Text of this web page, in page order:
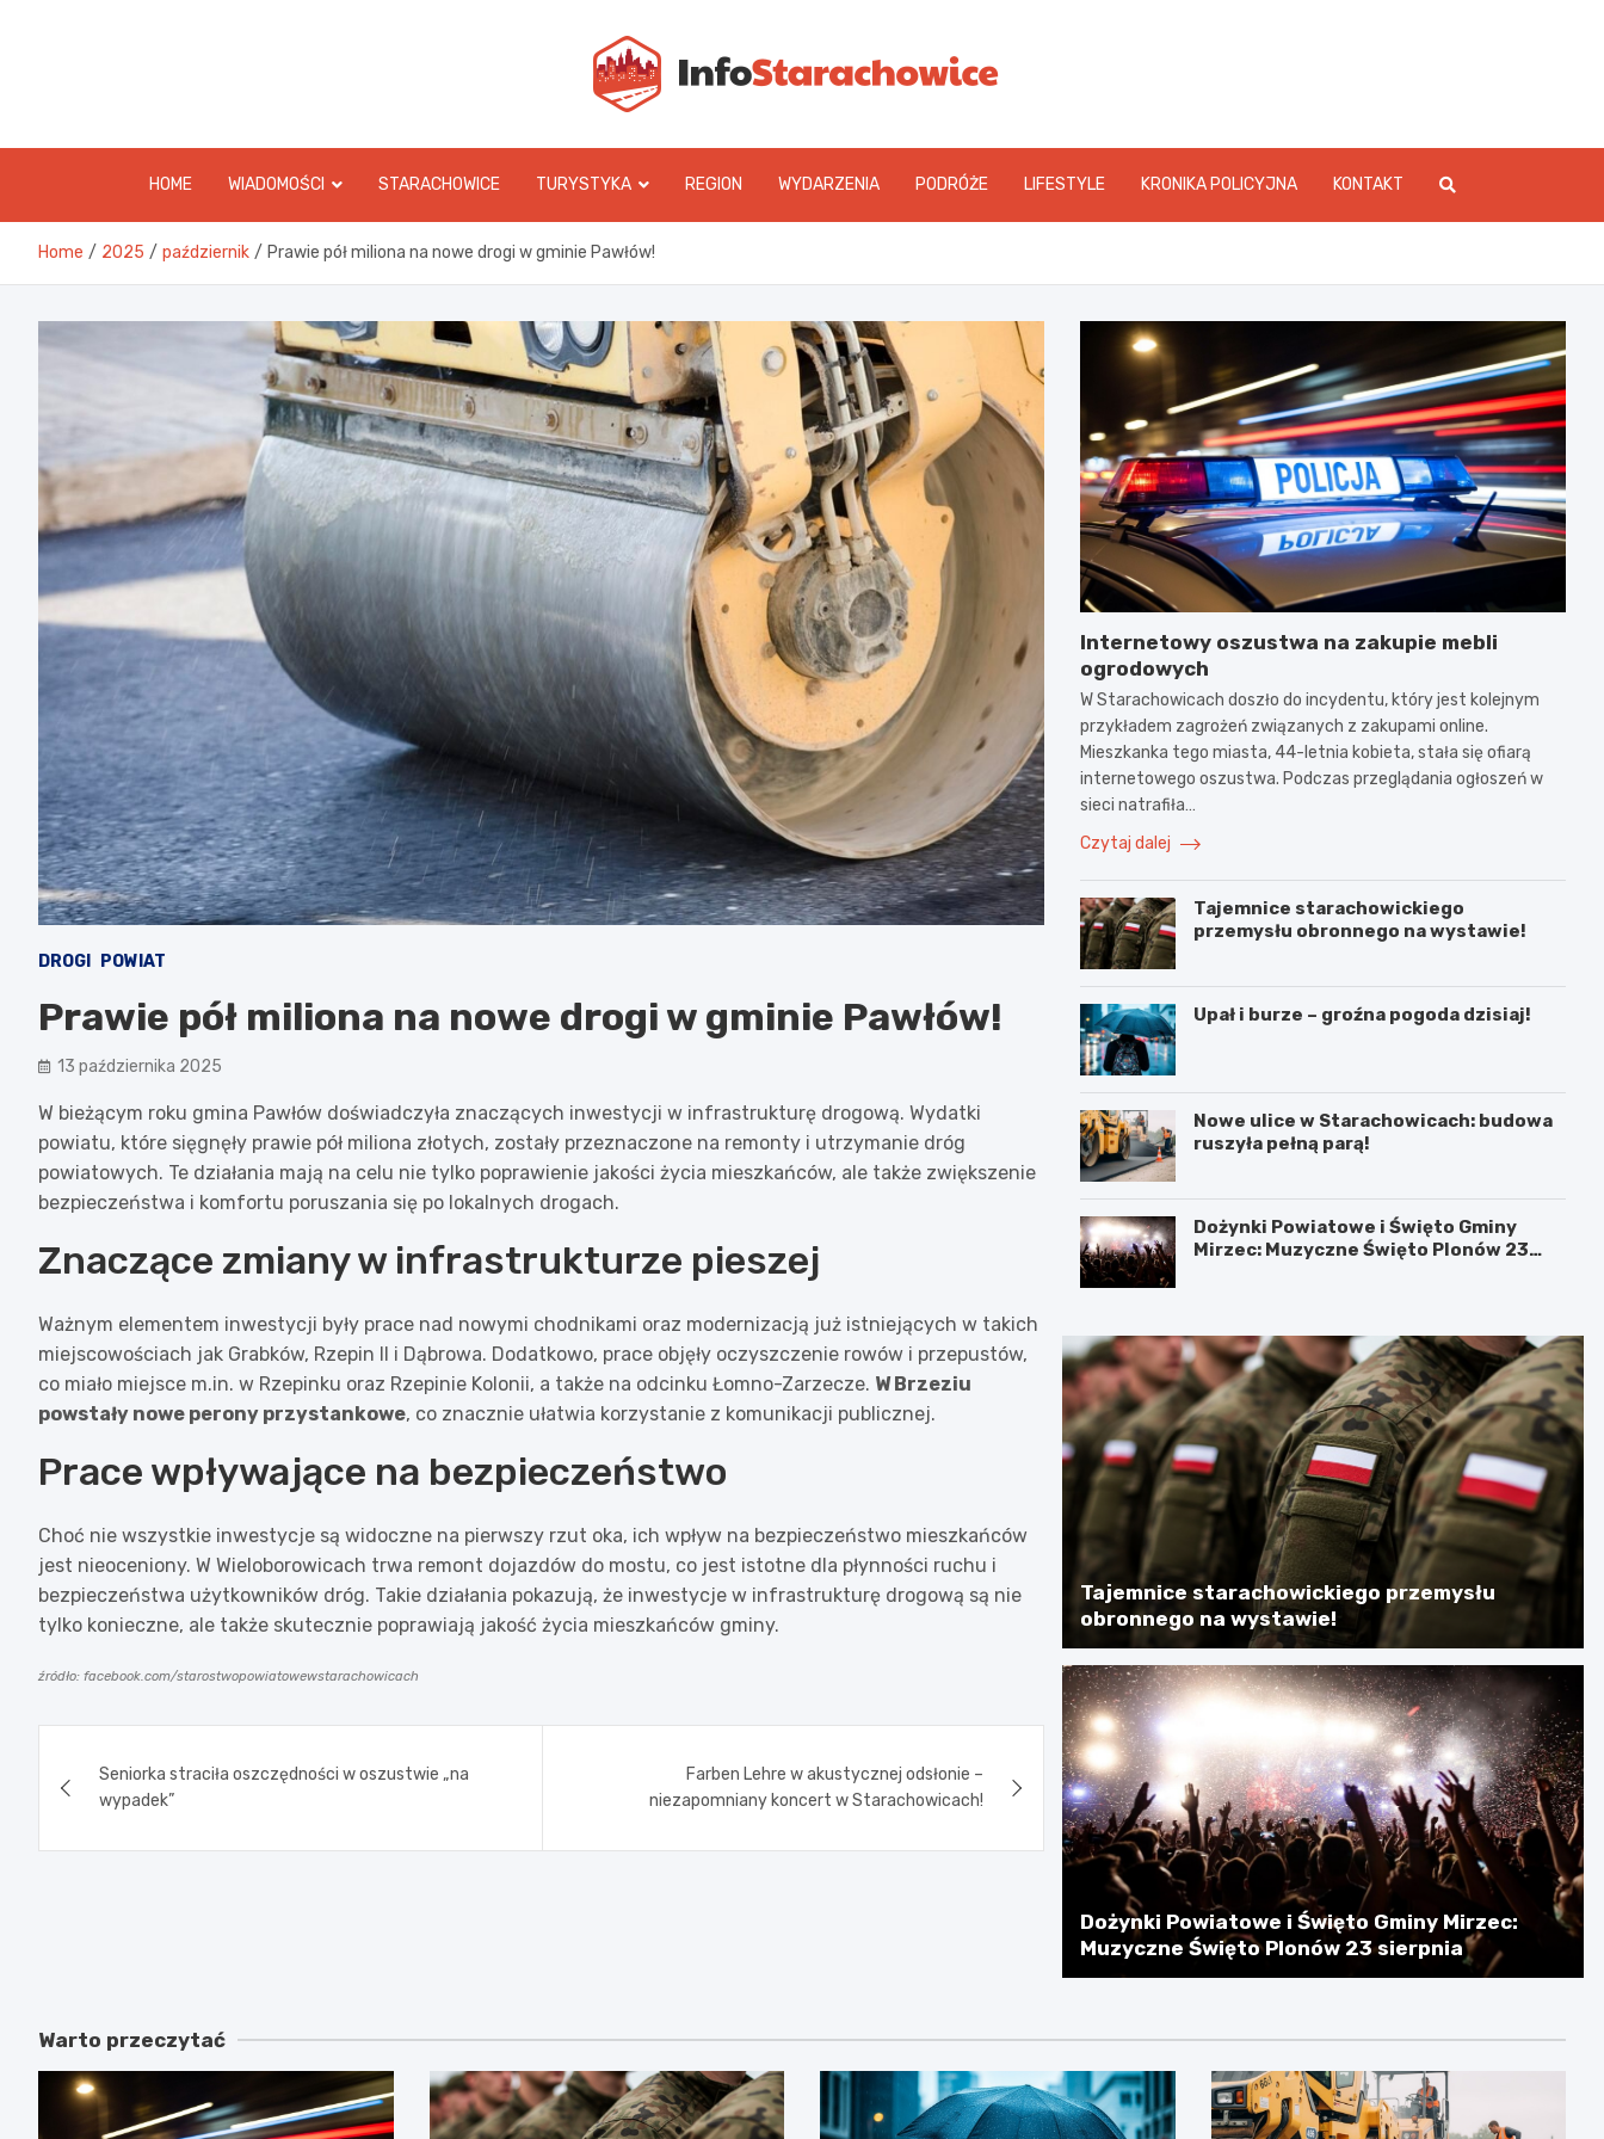
HOME WIADOMOŚCI STARACHOWICE TURYSTYKA REGION WYDARZENIA PODRÓŻE LIFESTYLE KRONIKA POLICYJNA KONTAKT
Home 2025 październik Prawie pół miliona na nowe drogi w gminie Pawłów!
DROGI POWIAT
Prawie pół miliona na nowe drogi w gminie Pawłów!
13 października 2025
W bieżącym roku gmina Pawłów doświadczyła znaczących inwestycji w infrastrukturę drogową. Wydatki
powiatu, które sięgnęły prawie pół miliona złotych, zostały przeznaczone na remonty i utrzymanie dróg
powiatowych. Te działania mają na celu nie tylko poprawienie jakości życia mieszkańców, ale także zwiększenie
bezpieczeństwa i komfortu poruszania się po lokalnych drogach.
Znaczące zmiany w infrastrukturze pieszej
Ważnym elementem inwestycji były prace nad nowymi chodnikami oraz modernizacją już istniejących w takich
miejscowościach jak Grabków, Rzepin II i Dąbrowa. Dodatkowo, prace objęły oczyszczenie rowów i przepustów,
co miało miejsce m.in. w Rzepinku oraz Rzepinie Kolonii, a także na odcinku Łomno-Zarzecze. W Brzeziu
powstały nowe perony przystankowe, co znacznie ułatwia korzystanie z komunikacji publicznej.
Prace wpływające na bezpieczeństwo
Choć nie wszystkie inwestycje są widoczne na pierwszy rzut oka, ich wpływ na bezpieczeństwo mieszkańców
jest nieoceniony. W Wieloborowicach trwa remont dojazdów do mostu, co jest istotne dla płynności ruchu i
bezpieczeństwa użytkowników dróg. Takie działania pokazują, że inwestycje w infrastrukturę drogową są nie
tylko konieczne, ale także skutecznie poprawiają jakość życia mieszkańców gminy.
źródło: facebook.com/starostwopowiatowewstarachowicach
wpisu
Seniorka straciła oszczędności w oszustwie „na
wypadek”
Farben Lehre w akustycznej odsłonie –
niezapomniany koncert w Starachowicach!
Internetowy oszustwa na zakupie mebli
ogrodowych
W Starachowicach doszło do incydentu, który jest kolejnym
przykładem zagrożeń związanych z zakupami online.
Mieszkanka tego miasta, 44-letnia kobieta, stała się ofiarą
internetowego oszustwa. Podczas przeglądania ogłoszeń w
sieci natrafiła…
Czytaj dalej
Tajemnice starachowickiego
przemysłu obronnego na wystawie!
Upał i burze – groźna pogoda dzisiaj!
Nowe ulice w Starachowicach: budowa
ruszyła pełną parą!
Dożynki Powiatowe i Święto Gminy
Mirzec: Muzyczne Święto Plonów 23
Tajemnice starachowickiego przemysłu
obronnego na wystawie!
Dożynki Powiatowe i Święto Gminy Mirzec:
Muzyczne Święto Plonów 23 sierpnia
Warto przeczytać